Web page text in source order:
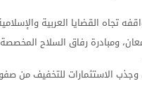
تجاه القضايا العربية
ومبادرة رفاق السلاح المخصصة
الاستثمارات للتخفيف من